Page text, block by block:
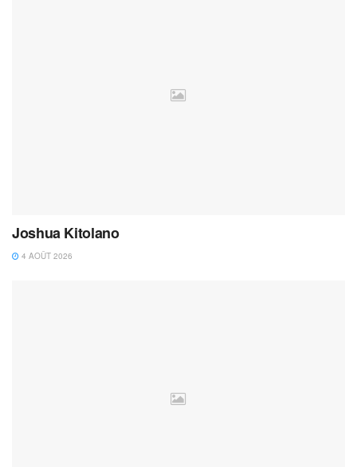
Joshua Kitolano
4 AOÛT 2026